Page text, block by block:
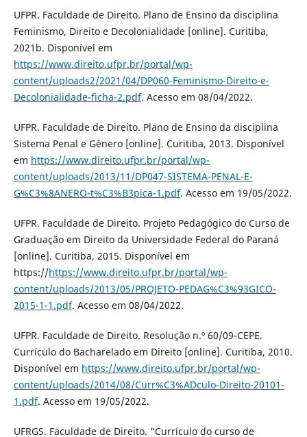
UFPR. Faculdade de Direito. Plano de Ensino da disciplina
Feminismo, Direito e Decolonialidade [online]. Curitiba,
2021b. Disponível em
https://www.direito.ufpr.br/portal/wp-
content/uploads2/2021/04/DP060-Feminismo-Direito-e-
Decolonialidade-ficha-2.pdf. Acesso em 08/04/2022.
UFPR. Faculdade de Direito. Plano de Ensino da disciplina
Sistema Penal e Gênero [online]. Curitiba, 2013. Disponível
em https://www.direito.ufpr.br/portal/wp-
content/uploads/2013/11/DP047-SISTEMA-PENAL-E-
G%C3%8ANERO-t%C3%B3pica-1.pdf. Acesso em 19/05/2022.
UFPR. Faculdade de Direito. Projeto Pedagógico do Curso de
Graduação em Direito da Universidade Federal do Paraná
[online]. Curitiba, 2015. Disponível em
https://https://www.direito.ufpr.br/portal/wp-
content/uploads/2013/05/PROJETO-PEDAG%C3%93GICO-
2015-1-1.pdf. Acesso em 08/04/2022.
UFPR. Faculdade de Direito. Resolução n.º 60/09-CEPE.
Currículo do Bacharelado em Direito [online]. Curitiba, 2010.
Disponível em https://www.direito.ufpr.br/portal/wp-
content/uploads/2014/08/Curr%C3%ADculo-Direito-20101-
1.pdf. Acesso em 19/05/2022.
UFRGS. Faculdade de Direito. “Currículo do curso de